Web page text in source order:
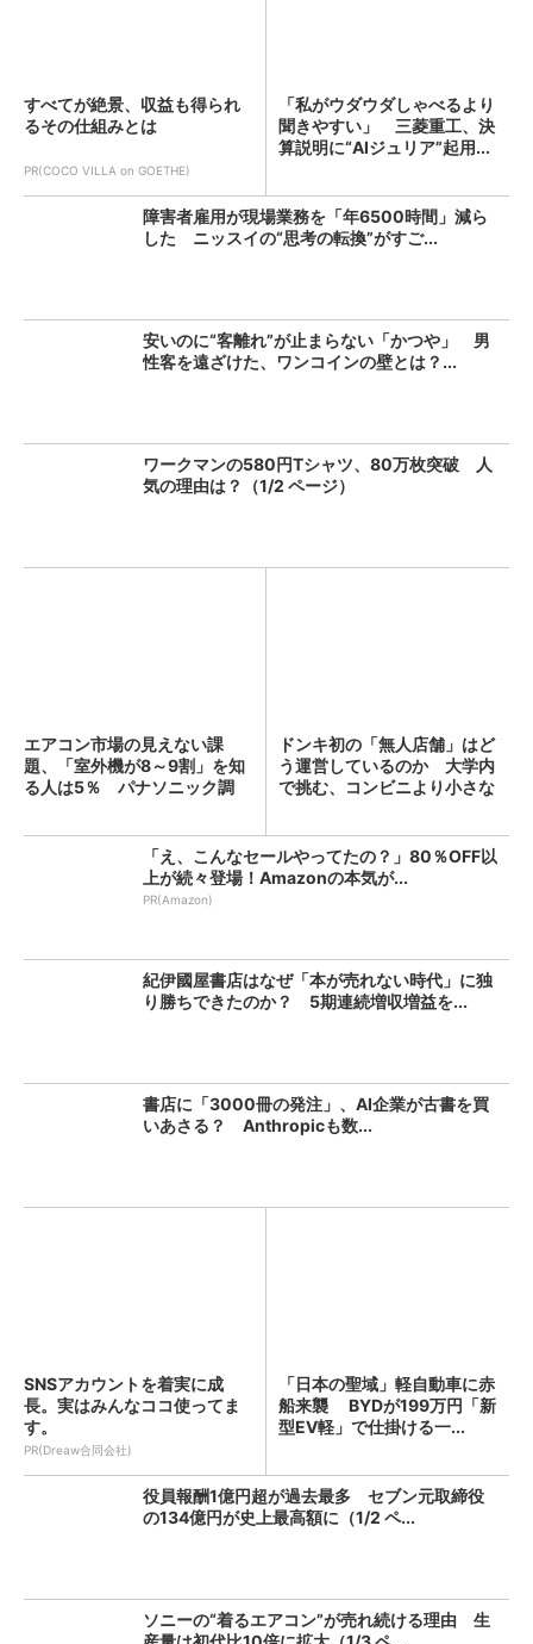
すべてが絶景、収益も得られ
るその仕組みとは
PR(COCO VILLA on GOETHE)
「私がウダウダしゃべるより
聞きやすい」 三菱重工、決
算説明に“AIジュリア”起用...
障害者雇用が現場業務を「年6500時間」減ら
した ニッスイの“思考の転換”がすご...
安いのに“客離れ”が止まらない「かつや」 男
性客を遠ざけた、ワンコインの壁とは？...
ワークマンの580円Tシャツ、80万枚突破 人
気の理由は？（1/2 ページ）
エアコン市場の見えない課
題、「室外機が8～9割」を知
る人は5％ パナソニック調
ドンキ初の「無人店舗」はど
う運営しているのか 大学内
で挑む、コンビニより小さな
「え、こんなセールやってたの？」80％OFF以
上が続々登場！Amazonの本気が...
PR(Amazon)
紀伊國屋書店はなぜ「本が売れない時代」に独
り勝ちできたのか？ 5期連続増収増益を...
書店に「3000冊の発注」、AI企業が古書を買
いあさる？ Anthropicも数...
SNSアカウントを着実に成
長。実はみんなココ使ってま
す。
PR(Dreaw合同会社)
「日本の聖域」軽自動車に赤
船来襲 BYDが199万円「新
型EV軽」で仕掛ける一...
役員報酬1億円超が過去最多 セブン元取締役
の134億円が史上最高額に（1/2 ペ...
ソニーの“着るエアコン”が売れ続ける理由 生